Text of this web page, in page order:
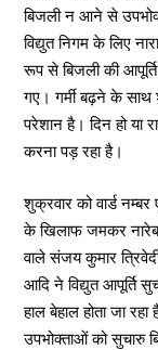
बिजली न आने से
विद्युत निगम के लिए
रूप से बिजली की
गए। गर्मी बढ़ने के
परेशान है। दिन हो या
करना पड़ रहा है।
शुक्रवार को वार्ड
के खिलाफ जमकर
वाले संजय कुमार
आदि ने विद्युत आपूर्ति
हाल बेहाल होता जा
उपभोक्ताओं को सुचारु